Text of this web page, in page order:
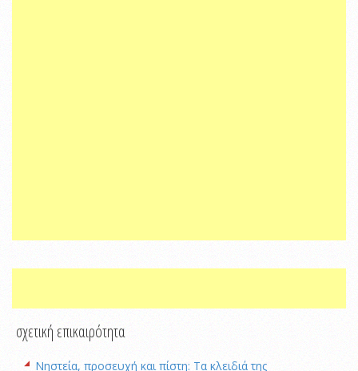
σχετική επικαιρότητα
Νηστεία, προσευχή και πίστη: Τα κλειδιά της